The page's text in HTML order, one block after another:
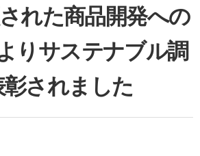
れた商品開発への
りサステナブル調
されました